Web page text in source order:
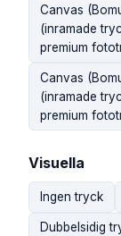
Canvas
(inramade
premium
Canvas
(inramade
premium
Visuella
Ingen tryck
Dubbelsidig